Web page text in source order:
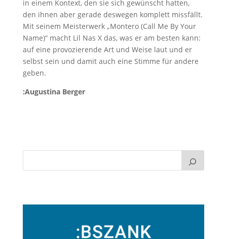
in einem Kontext, den sie sich gewünscht hatten,
den ihnen aber gerade deswegen komplett missfällt.
Mit seinem Meisterwerk „Montero (Call Me By Your
Name)“ macht Lil Nas X das, was er am besten kann:
auf eine provozierende Art und Weise laut und er
selbst sein und damit auch eine Stimme für andere
geben.
:Augustina Berger